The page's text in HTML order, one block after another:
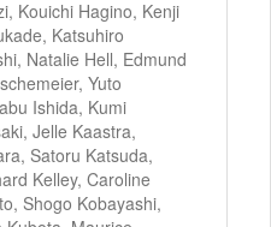
Kouichi Hagino, Kenji
Katsuhiro
Natalie Hell, Edmund
Yuto
Ishida, Kumi
Jelle Kaastra,
Satoru Katsuda,
Kelley, Caroline
Shogo Kobayashi,